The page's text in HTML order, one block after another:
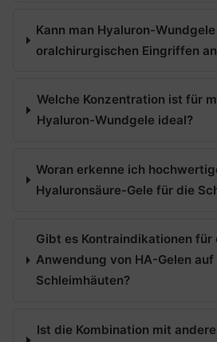
Kann man Hyaluron-
oralchirurgischen Eingriffen
Welche Konzentration ist für
Hyaluron-Wundgele ideal?
Woran erkenne ich
Hyaluronsäure-Gele für die
Gibt es Kontraindikationen für
Anwendung von HA-Gelen auf
Schleimhäuten?
Ist die Kombination mit